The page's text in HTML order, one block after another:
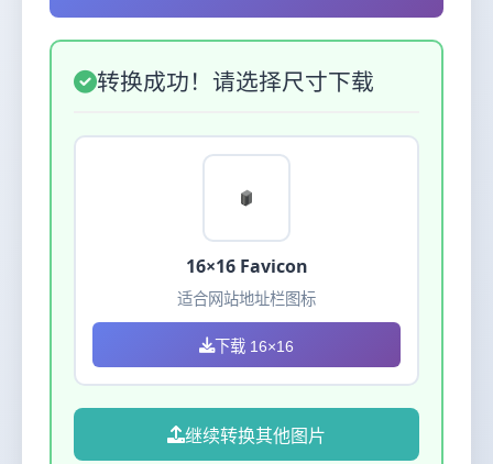
转换成功！请选择尺寸下载
16×16 Favicon
适合网站地址栏图标
下载 16×16
继续转换其他图片